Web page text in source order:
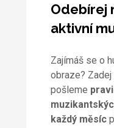
Odebírej
aktivní
Zajímáš se o
obraze?
pošleme
každý měsíc